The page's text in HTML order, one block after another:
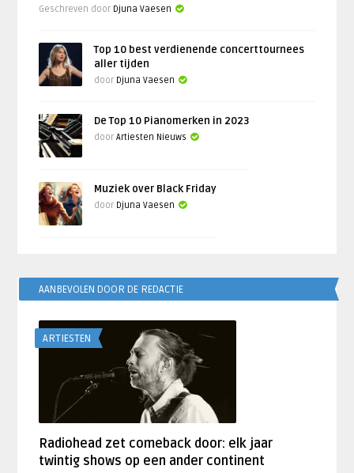
Geschreven door Djuna Vaesen
Top 10 best verdienende concerttournees
aller tijden
door Djuna Vaesen
De Top 10 Pianomerken in 2023
doorArtiesten Nieuws
Muziek over Black Friday
door Djuna Vaesen
AANBEVOLEN DOOR DE REDACTIE
ARTIESTEN
Radiohead zet comeback door: elk jaar
twintig shows op een ander continent